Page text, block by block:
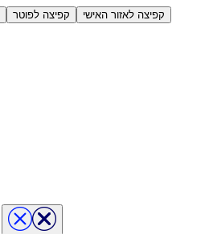
קפיצה לפוטר קפיצה לאזור האישי